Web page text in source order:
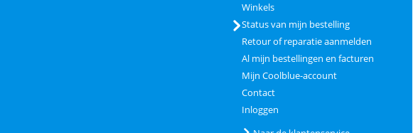
Winkels
Status van mijn bestelling
Retour of reparatie aanmelden
Al mijn bestellingen en facturen
Mijn Coolblue-account
Contact
Inloggen